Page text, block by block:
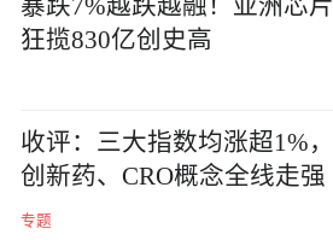
暴跌7%越跌越融！亚洲芯片
狂揽830亿创史高
收评：三大指数均涨超1%，
创新药、CRO概念全线走强
专题